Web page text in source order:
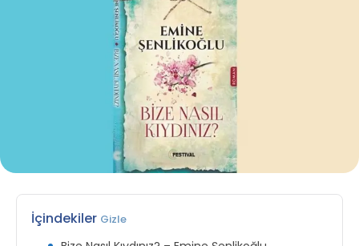
İçindekiler Gizle